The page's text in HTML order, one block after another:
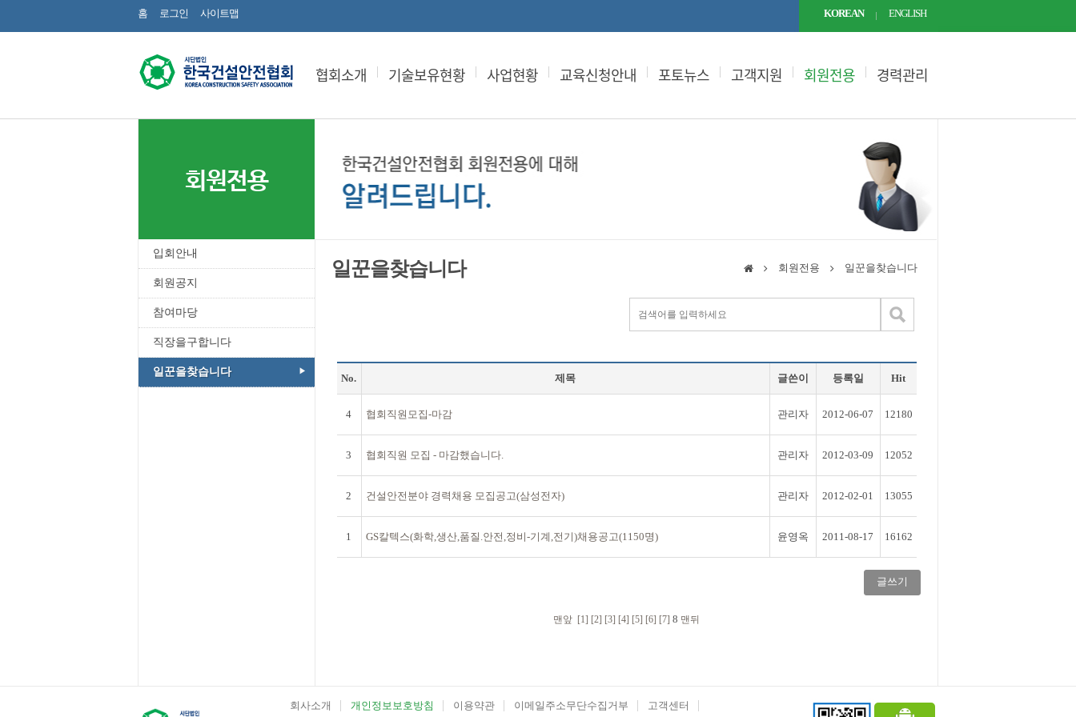
홈 로그인 사이트맵 KOREAN ENGLISH
협회소개 기술보유현황 사업현황 교육신청안내 포토뉴스 고객지원 회원전용 경력관리
회원전용
입회안내
회원공지
참여마당
직장을구합니다
일꾼을찾습니다
일꾼을찾습니다 회원전용 일꾼을찾습니다
No. 제목 글쓴이 등록일 Hit
4 협회직원모집-마감 관리자 2012-06-07 12180
3 협회직원 모집 - 마감했습니다. 관리자 2012-03-09 12052
2 건설안전분야 경력채용 모집공고(삼성전자) 관리자 2012-02-01 13055
1 GS칼텍스(화학,생산,품질.안전,정비-기계,전기)채용공고(1150명) 윤영옥 2011-08-17 16162
글쓰기
맨앞 [1] [2] [3] [4] [5] [6] [7] 8 맨뒤
회사소개 개인정보보호방침 이용약관 이메일주소무단수집거부 고객센터